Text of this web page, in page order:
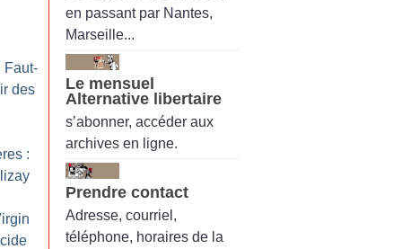
Faut-
des
:
en passant par Nantes,
Marseille...
Le mensuel
Alternative libertaire
s’abonner, accéder aux
archives en ligne.
Prendre contact
Adresse, courriel,
téléphone, horaires de la